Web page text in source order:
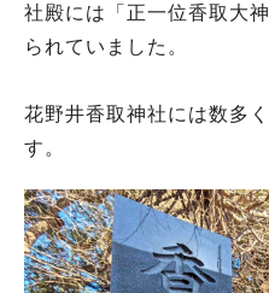
社殿には「正一位香取大
られていました。
花野井香取神社には数多
す。